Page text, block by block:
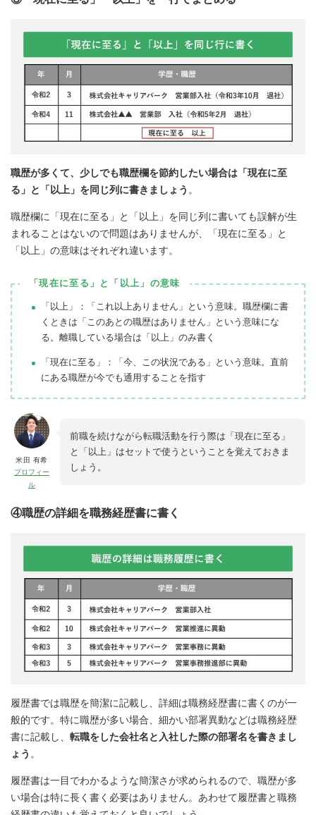
職歴が多くて、少しでも職歴欄を節約したい場合は「現在に至
る」と「以上」を同じ列に書きましょう 。
職歴欄に「現在に至る」と「以上」を同じ列に書いても誤解が生
まれることはないので問題はありませんが、「現在に至る」と
「以上」の意味はそれぞれ違います。
「現在に至る」と「以上」の意味
「以上」：「これ以上ありません」という意味。職歴欄に書
くときは「このあとの職歴はありません」という意味にな
る。離職している場合は「以上」のみ書く
「現在に至る」：「今、この状況である」という意味。直前
にある職歴が今でも通用することを指す
米田 有希
プロフィー
ル
前職を続けながら転職活動を行う際は「現在に至る」
と「以上」はセットで使うということを覚えておきま
しょう。
④職歴の詳細を職務経歴書に書く
履歴書では職歴を簡潔に記載し、詳細は職務経歴書に書くのが一
般的です。特に職歴が多い場合、細かい部署異動などは職務経歴
書に記載し、 転職をした会社名と入社した際の部署名を書きまし
ょう 。
履歴書は一目でわかるような簡潔さが求められるので、職歴が多
い場合は特に長く書く必要はありません。あわせて履歴書と職務